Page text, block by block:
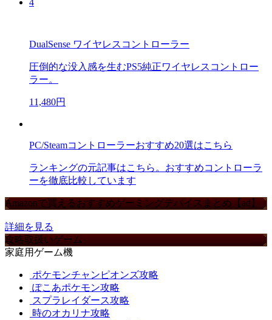
4
DualSense ワイヤレスコントローラー
圧倒的な没入感を生むPS5純正ワイヤレスコントロー
ラー。
11,480円
PC/Steamコントローラーおすすめ20選はこちら
ランキングの元記事はこちら。おすすめコントローラ
ーを徹底比較しています
Amazonで買えるおすすめゲーミングデバイスまとめ【ad】
詳細を見る
攻略取扱いゲーム
家庭用ゲーム機
ポケモンチャンピオンズ攻略
ぽこあポケモン攻略
スプラレイダース攻略
時のオカリナ攻略